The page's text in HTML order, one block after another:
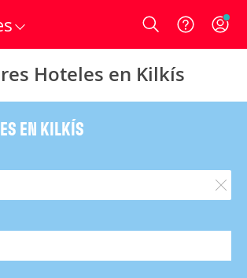
Login
Hoteles en Kilkís
EN KILKÍS